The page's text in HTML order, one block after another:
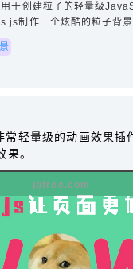
于创建粒子的轻量级
制作一个炫酷的粒子背
文件和app.js…
轻量级的动画效果插
果。